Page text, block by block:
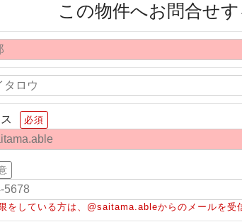
この物件へお問合せす
必須
をしている方は、@saitama.ableからのメールを受